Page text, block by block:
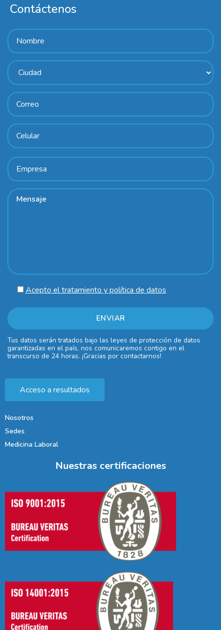
Contáctenos
Acepto el tratamiento y política de datos
Tus datos serán tratados bajo las leyes de protección de datos
garantizadas en el país, nos comunicaremos contigo en el
transcurso de 24 horas. ¡Gracias por contactarnos!
Acceso a resultados
Nosotros
Sedes
Medicina Laboral
Nuestras certificaciones